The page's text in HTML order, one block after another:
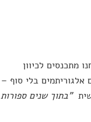
מתכנסים לכיוון
אלגוריתמים בלי סוף –
"בתוך שנים ספורות